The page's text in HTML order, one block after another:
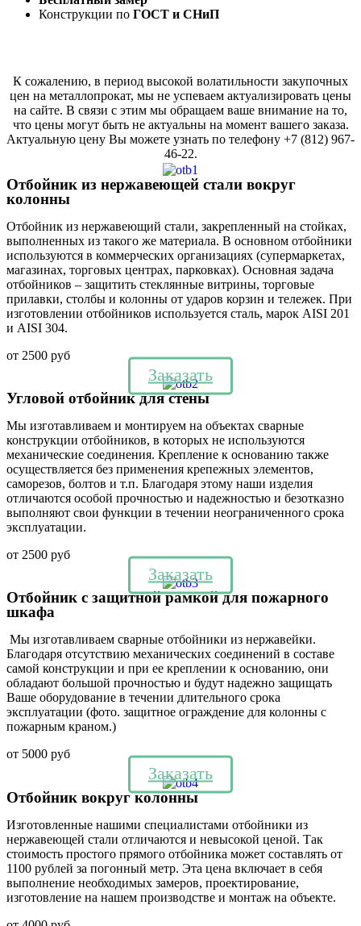
Конструкции по ГОСТ и СНиП
К сожалению, в период высокой волатильности закупочных
цен на металлопрокат, мы не успеваем актуализировать цены
на сайте. В связи с этим мы обращаем ваше внимание на то,
что цены могут быть не актуальны на момент вашего заказа.
Актуальную цену Вы можете узнать по телефону +7 (812) 967-
46-22.
Отбойник из нержавеющей стали вокруг
колонны
Отбойник из нержавеющий стали, закрепленный на стойках,
выполненных из такого же материала. В основном отбойники
используются в коммерческих организациях (супермаркетах,
магазинах, торговых центрах, парковках). Основная задача
отбойников – защитить стеклянные витрины, торговые
прилавки, столбы и колонны от ударов корзин и тележек. При
изготовлении отбойников используется сталь, марок AISI 201
и AISI 304.
от 2500 руб
Заказать
Угловой отбойник для стены
Мы изготавливаем и монтируем на объектах сварные
конструкции отбойников, в которых не используются
механические соединения. Крепление к основанию также
осуществляется без применения крепежных элементов,
саморезов, болтов и т.п. Благодаря этому наши изделия
отличаются особой прочностью и надежностью и безотказно
выполняют свои функции в течении неограниченного срока
эксплуатации.
от 2500 руб
Заказать
Отбойник с защитной рамкой для пожарного
шкафа
Мы изготавливаем сварные отбойники из нержавейки.
Благодаря отсутствию механических соединений в составе
самой конструкции и при ее креплении к основанию, они
обладают большой прочностью и будут надежно защищать
Ваше оборудование в течении длительного срока
эксплуатации (фото. защитное ограждение для колонны с
пожарным краном.)
от 5000 руб
Заказать
Отбойник вокруг колонны
Изготовленные нашими специалистами отбойники из
нержавеющей стали отличаются и невысокой ценой. Так
стоимость простого прямого отбойника может составлять от
1100 рублей за погонный метр. Эта цена включает в себя
выполнение необходимых замеров, проектирование,
изготовление на нашем производстве и монтаж на объекте.